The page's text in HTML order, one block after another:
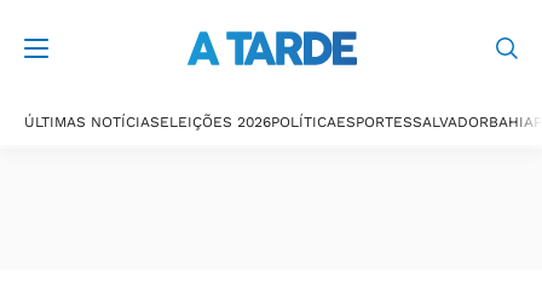
ÚLTIMAS NOTÍCIASELEIÇÕES 2026POLÍTICAESPORTESSALVADORBAHIA